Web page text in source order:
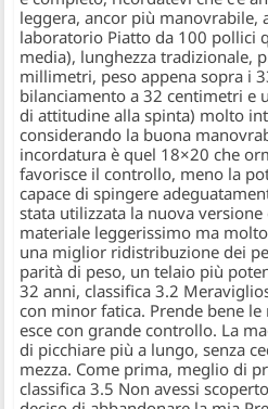
leggera, ancor più manovrabile,
laboratorio Piatto da 100 pollici
media), lunghezza tradizionale,
millimetri, peso appena sopra i
bilanciamento a 32 centimetri e
di attitudine alla spinta) molto
considerando la buona
incordatura è quel 18×20 che
favorisce il controllo, meno la
capace di spingere
stata utilizzata la nuova versione
materiale leggerissimo ma
una miglior ridistribuzione dei
parità di peso, un telaio più
32 anni, classifica 3.2
con minor fatica. Prende bene
esce con grande controllo. La
di picchiare più a lungo, senza
mezza. Come prima, meglio di
classifica 3.5 Non avessi